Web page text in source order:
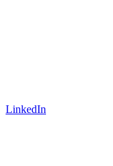
LinkedIn